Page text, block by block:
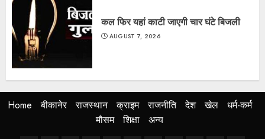
कल फिर यहां काटी जाएगी चार घंटे बिजली
AUGUST 7, 2026
Home बीकानेर राजस्थान क्राइम राजनीति देश खेल
धर्म-कर्म
मौसम
शिक्षा अन्य